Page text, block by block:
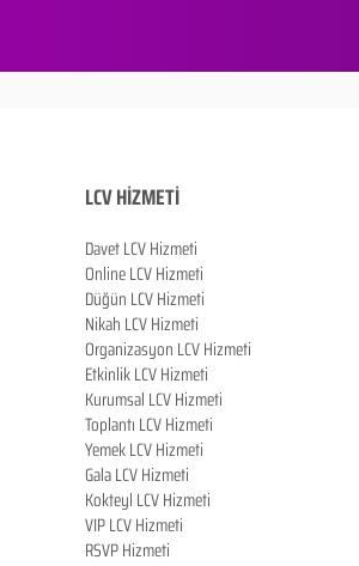
LCV HİZMETİ
Davet LCV Hizmeti
Online LCV Hizmeti
Düğün LCV Hizmeti
Nikah LCV Hizmeti
Organizasyon LCV Hizmeti
Etkinlik LCV Hizmeti
Kurumsal LCV Hizmeti
Toplantı LCV Hizmeti
Yemek LCV Hizmeti
Gala LCV Hizmeti
Kokteyl LCV Hizmeti
VIP LCV Hizmeti
RSVP Hizmeti